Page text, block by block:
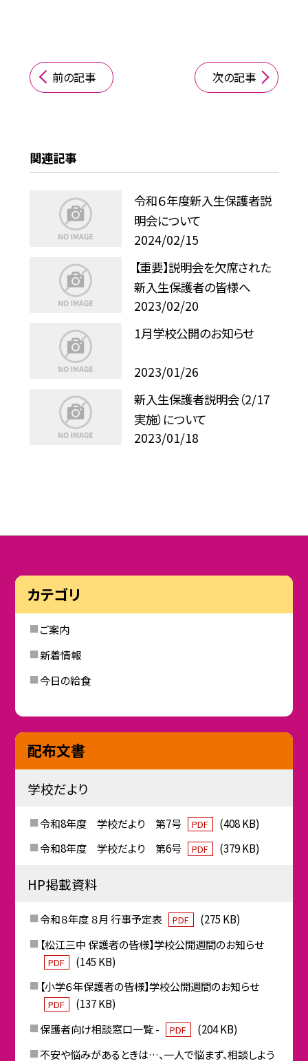
前の記事 次の記事
関連記事
令和６年度新入生保護者説
明会について
2024/02/15
【重要】説明会を欠席された
新入生保護者の皆様へ
2023/02/20
1月学校公開のお知らせ
2023/01/26
新入生保護者説明会（2/17
実施）について
2023/01/18
カテゴリ
ご案内
新着情報
今日の給食
配布文書
学校だより
令和8年度 学校だより 第7号 PDF
(408 KB)
令和8年度 学校だより 第6号
PDF (379 KB)
HP掲載資料
令和８年度 ８月 行事予定表 PDF
(275 KB)
【松江三中 保護者の皆様】学校公開週間のお知らせ
PDF
(145 KB)
【小学６年保護者の皆様】学校公開週間のお知らせ
PDF
(137 KB)
保護者向け相談窓口一覧 -
PDF
(204 KB)
不安や悩みがあるときは…、一人で悩まず、相談しよう